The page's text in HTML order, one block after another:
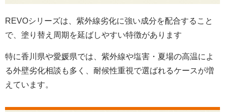
REVOシリーズは、紫外線劣化に強い成分を配合すること
で、塗り替え周期を延ばしやすい特徴があります
特に香川県や愛媛県では、紫外線や塩害・夏場の高温によ
る外壁劣化相談も多く、耐候性重視で選ばれるケースが増
えています。